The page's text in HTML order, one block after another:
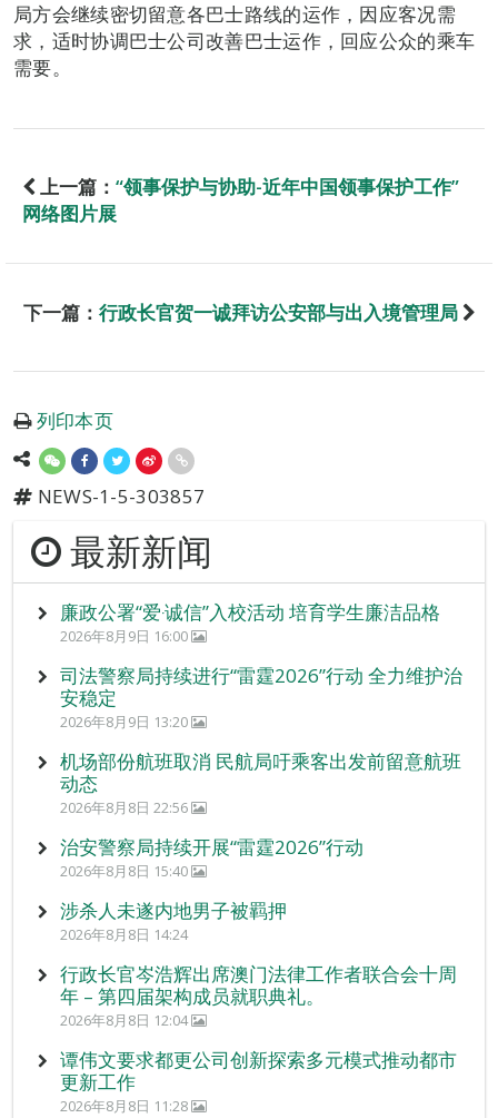
局方会继续密切留意各巴士路线的运作，因应客况需
求，适时协调巴士公司改善巴士运作，回应公众的乘车
需要。
上一篇： “领事保护与协助-近年中国领事保护工作”
网络图片展
下一篇： 行政长官贺一诚拜访公安部与出入境管理局
列印本页
NEWS-1-5-303857
最新新闻
廉政公署“爱‧诚信”入校活动 培育学生廉洁品格
2026年8月9日 16:00
司法警察局持续进行“雷霆2026”行动 全力维护治
安稳定
2026年8月9日 13:20
机场部份航班取消 民航局吁乘客出发前留意航班
动态
2026年8月8日 22:56
治安警察局持续开展“雷霆2026”行动
2026年8月8日 15:40
涉杀人未遂内地男子被羁押
2026年8月8日 14:24
行政长官岑浩辉出席澳门法律工作者联合会十周
年 – 第四届架构成员就职典礼。
2026年8月8日 12:04
谭伟文要求都更公司创新探索多元模式推动都市
更新工作
2026年8月8日 11:28